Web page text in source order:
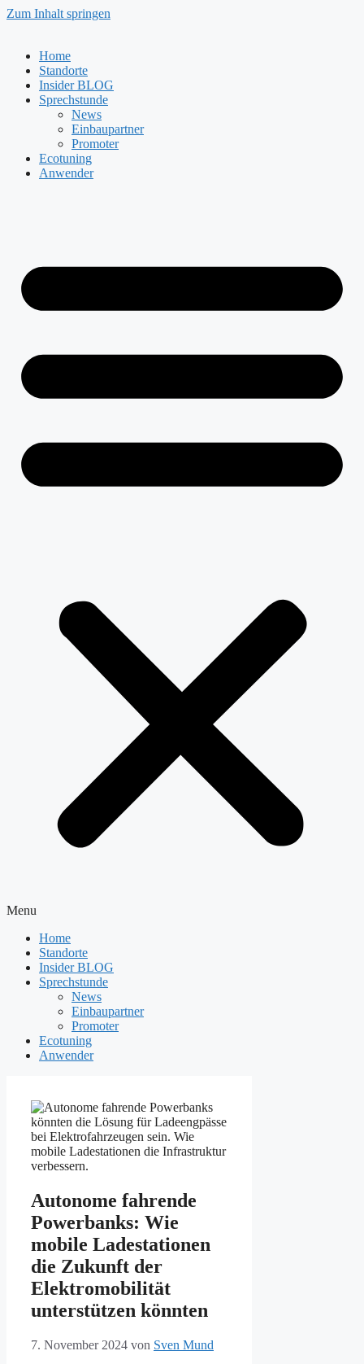
Zum Inhalt springen
Home
Standorte
Insider BLOG
Sprechstunde
News
Einbaupartner
Promoter
Ecotuning
Anwender
Menu
Home
Standorte
Insider BLOG
Sprechstunde
News
Einbaupartner
Promoter
Ecotuning
Anwender
Autonome fahrende
Powerbanks: Wie
mobile Ladestationen
die Zukunft der
Elektromobilität
unterstützen könnten
7. November 2024 von Sven Mund